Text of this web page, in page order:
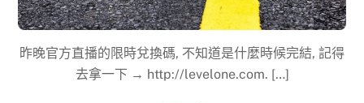
昨晚官方直播的限時兌換碼, 不知道是什麼時候完結, 記得
去拿一下 → http://levelone.com. […]